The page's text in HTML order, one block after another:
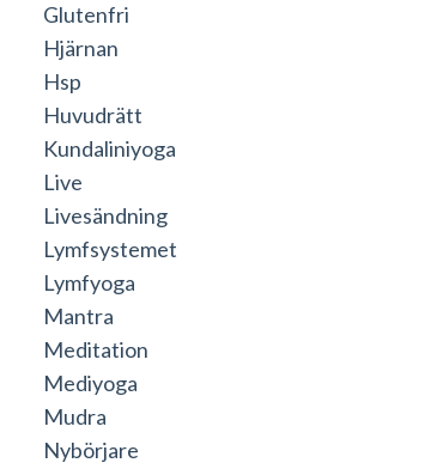
Glutenfri
Hjärnan
Hsp
Huvudrätt
Kundaliniyoga
Live
Livesändning
Lymfsystemet
Lymfyoga
Mantra
Meditation
Mediyoga
Mudra
Nybörjare